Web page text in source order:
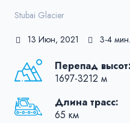
Stubai Glacier
13 Июн, 2021 3-4 мин.
Перепад высот:
1697-3212 м
Длина трасс:
65 км